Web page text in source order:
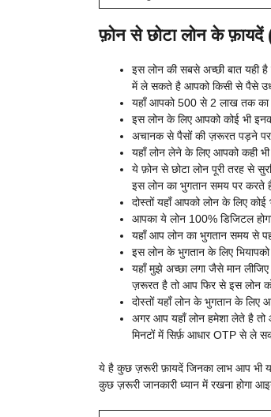
फ़ोन से छोटा लोन के
इस लोन की सबसे अच्छी बात यही
में ले सकते है आपको किसी से पैसे
यहाँ आपको 500 से 2 लाख तक का
इस लोन के लिए आपको कोई भी
अचानक से पैसों की ज़रूरत पड़ने पर
यहाँ लोन लेने के लिए आपको कही
ये फ़ोन से छोटा लोन पूरी तरह से
इस लोन का भुगतान समय पर करते
दोस्तों यहाँ आपको लोन के लिए
आपका ये लोन 100% डिजिटल
यहाँ आप लोन का भुगतान समय से
इस लोन के भुगतान के लिए
यहाँ मुझे अच्छा लगा जैसे मान
ज़रूरत है तो आप फिर से इस लोन
दोस्तों यहाँ लोन के भुगतान के लिए
अगर आप यहाँ लोन हमेशा लेते है तो
मिनटों में सिर्फ़ आधार OTP से ले
ये है कुछ ज़रूरी फ़ायदें जिनका लाभ आप भी
कुछ ज़रूरी जानकारी ध्यान में रखना होगा